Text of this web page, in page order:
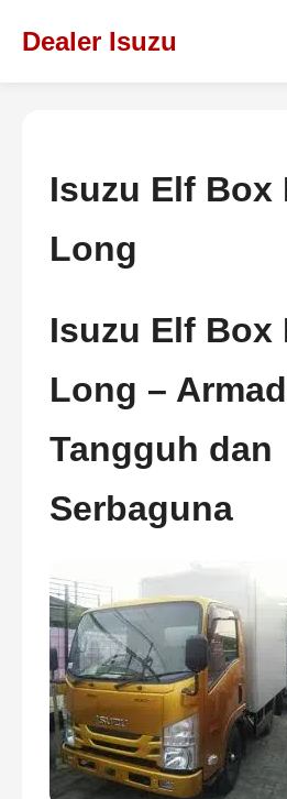
Dealer Isuzu
Isuzu Elf Box
Long
Isuzu Elf Box
Long –
Tangguh dan
Serbaguna